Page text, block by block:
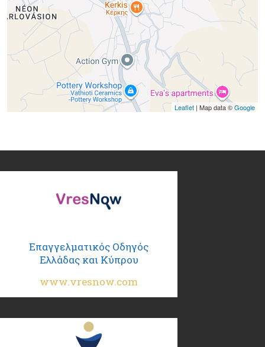
Leaflet | Map data ©Google
Επαγγελματικός Οδηγός
Ελλάδας και Κύπρου
www.vresnow.com